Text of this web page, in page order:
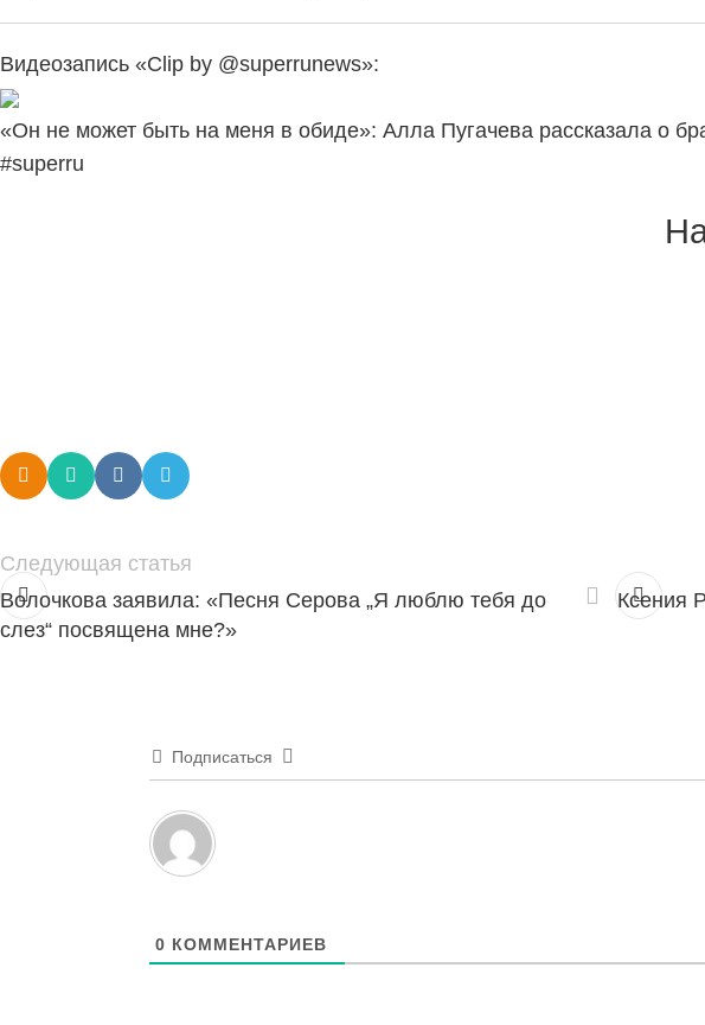
Видеозапись «Clip by @superrunews»:
«Он не может быть на меня в обиде»: Алла Пугачева рассказала о
#superru
Следующая статья
Волочкова заявила: «Песня Серова „Я люблю тебя до
слез“ посвящена мне?»
Ксения
Подписаться
0 КОММЕНТАРИЕВ